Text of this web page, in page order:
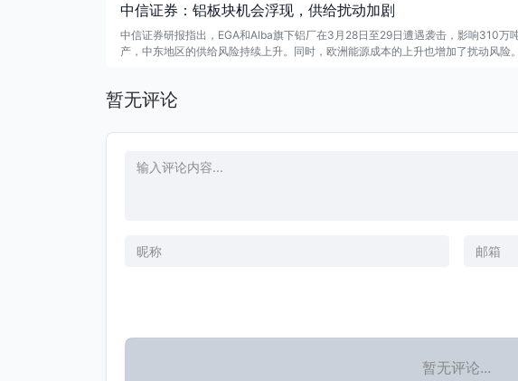
中信证券：铝板块机会浮现，供给扰动加剧
中信证券研报指出，EGA和Alba旗下铝厂在3月28日至29日遭遇袭击，影响310万
产，中东地区的供给风险持续上升。同时，欧洲能源成本的上升也增加了扰动风
暂无评论
暂无评论...